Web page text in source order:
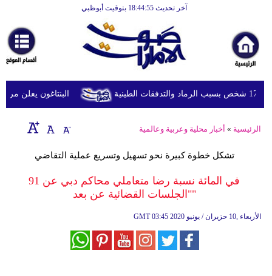
آخر تحديث 18:44:55 بتوقيت أبوظبي
أخبارعاجلة
رياضة
ثقافة
إقتصاد
وموسيقى
البنتاغون يعلن
الرئيسية » أخبار محلية وعربية وعالمية
تشكل خطوة كبيرة نحو تسهيل وتسريع عملية التقاضي
‪91 في المائة نسبة رضا متعاملي محاكم دبي عن
"الجلسات القضائية عن بعد"
GMT 03:45 2020 الأربعاء ,10 حزيران / يونيو